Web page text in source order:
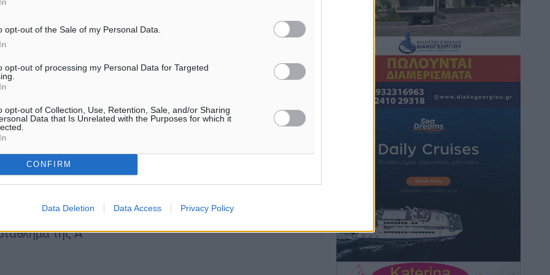
opt-out of the Sale of my Personal Data.
opt-out of processing my Personal Data for Targeted
opt-out of Collection, Use, Retention, Sale, and/or Sharing
Data that Is Unrelated with the Purposes for which it
CONFIRM
Data Deletion Data Access Privacy Policy
μέχρι τις 14 του
έχουν δικαίωμα ψήφου,
από το προηγούμενο
και τα της
η
της Α
Τοπικές Ειδήσεις• πριν 3 ώρες
Α.Σ. Ρόδος: Πρώτη… στην νέα σελίδα
των «ελαφιών» (φωτορεπορτάζ)
πριν 3 ώρες
Στίβος: Οι βαθμολογίες των συλλόγων
της Δωδεκανήσου
πριν 3 ώρες
αλλάξουν άμεσα και ποιοι όχι
Στον Ιπποκράτη η Μαρία Βλάχου
Αθλητικά• πριν 3 ώρες